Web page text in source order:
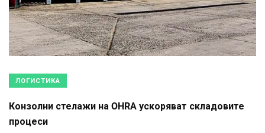
ЛОГИСТИКА
Конзолни стелажи на OHRA ускоряват складовите
процеси